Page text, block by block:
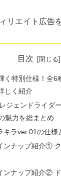
リエイト広告
目次
く特別仕様！全6
しく紹介
ジェンドライダ
魅力を総まとめ
キラver.01の仕様
ンナップ紹介①
ンナップ紹介②